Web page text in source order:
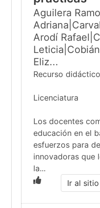
Aguilera
Arodí
Eliz...
Recurso didáctico
Licenciatura
Los docentes
educación en el
esfuerzos para
innovadoras que
la...
Ir al sitio